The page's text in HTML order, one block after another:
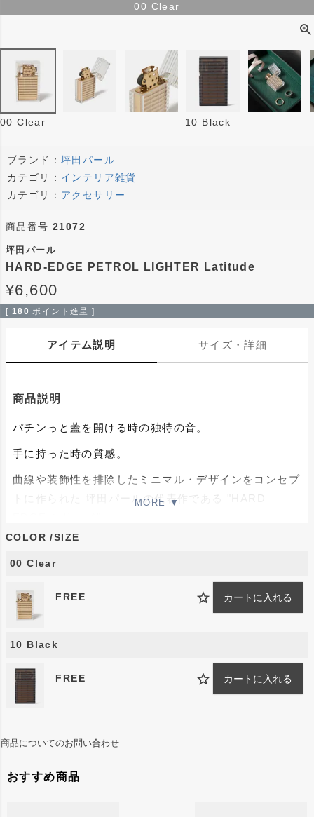
00 Clear
00 Clear 10 Black
ブランド： 坪田パール
カテゴリ： インテリア雑貨
カテゴリ： アクセサリー
商品番号 21072
坪田パール
HARD-EDGE PETROL LIGHTER Latitude
¥6,600
[ 180 ポイント進呈 ]
アイテム説明 サイズ・詳細
商品説明
パチンっと蓋を開ける時の独特の音。
手に持った時の質感。
曲線や装飾性を排除したミニマル・デザインをコンセプ
トに作られた 坪田パールの代表作である "HARD
こちらは2005年に開発されたジュエリーのような趣が
ある「ハードエッジラティテュード」です。
ハードエッジのフォルムを活かしつつ、ケース表面に立
体的な凹凸を施しているのが特長です。幾何学的な模様
で、ダイヤモンド刃を用いて精密に切削されています。
本来はジュエリーや金属加工に用いられる手間のかかる
技法を、あえてポリカーボネートに採用することで、上
ご使用方法はこちら
COLOR SIZE
00 Clear
FREE カートに入れる
10 Black
FREE カートに入れる
商品についてのお問い合わせ
おすすめ商品